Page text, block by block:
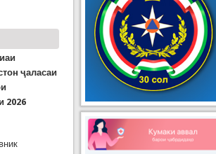
ҷаласаи
2026